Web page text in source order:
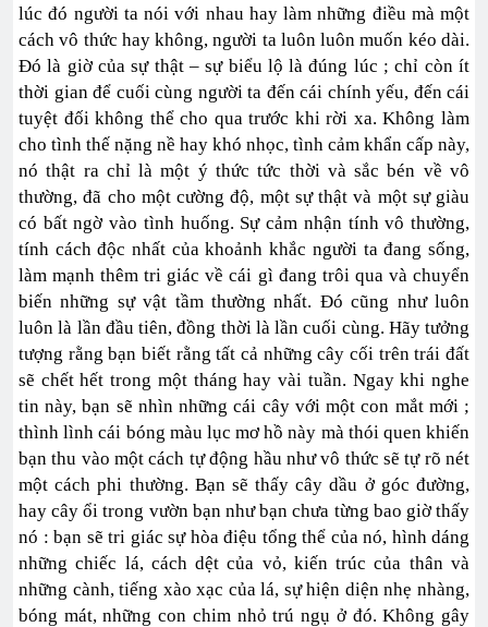
lúc đó người ta nói với nhau hay làm những điều mà một
cách vô thức hay không, người ta luôn luôn muốn kéo dài.
Đó là giờ của sự thật – sự biểu lộ là đúng lúc ; chỉ còn ít
thời gian để cuối cùng người ta đến cái chính yếu, đến cái
tuyệt đối không thể cho qua trước khi rời xa. Không làm
cho tình thế nặng nề hay khó nhọc, tình cảm khẩn cấp này,
nó thật ra chỉ là một ý thức tức thời và sắc bén về vô
thường, đã cho một cường độ, một sự thật và một sự giàu
có bất ngờ vào tình huống. Sự cảm nhận tính vô thường,
tính cách độc nhất của khoảnh khắc người ta đang sống,
làm mạnh thêm tri giác về cái gì đang trôi qua và chuyển
biến những sự vật tầm thường nhất. Đó cũng như luôn
luôn là lần đầu tiên, đồng thời là lần cuối cùng. Hãy tưởng
tượng rằng bạn biết rằng tất cả những cây cối trên trái đất
sẽ chết hết trong một tháng hay vài tuần. Ngay khi nghe
tin này, bạn sẽ nhìn những cái cây với một con mắt mới ;
thình lình cái bóng màu lục mơ hồ này mà thói quen khiến
bạn thu vào một cách tự động hầu như vô thức sẽ tự rõ nét
một cách phi thường. Bạn sẽ thấy cây dầu ở góc đường,
hay cây ổi trong vườn bạn như bạn chưa từng bao giờ thấy
nó : bạn sẽ tri giác sự hòa điệu tổng thể của nó, hình dáng
những chiếc lá, cách dệt của vỏ, kiến trúc của thân và
những cành, tiếng xào xạc của lá, sự hiện diện nhẹ nhàng,
bóng mát, những con chim nhỏ trú ngụ ở đó. Không gây